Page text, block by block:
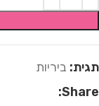
תגית: ביריות
Share: